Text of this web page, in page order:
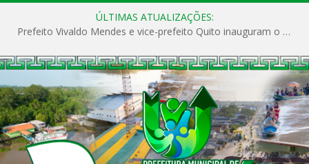
ÚLTIMAS ATUALIZAÇÕES:
Prefeito Vivaldo Mendes e vice-prefeito Quito inauguram o CAPS e fortalecem a saúde pública em Anajás.